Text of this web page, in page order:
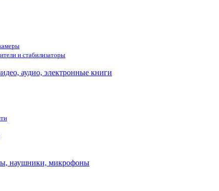
и стабилизаторы
аудио, электронные книги
наушники, микрофоны